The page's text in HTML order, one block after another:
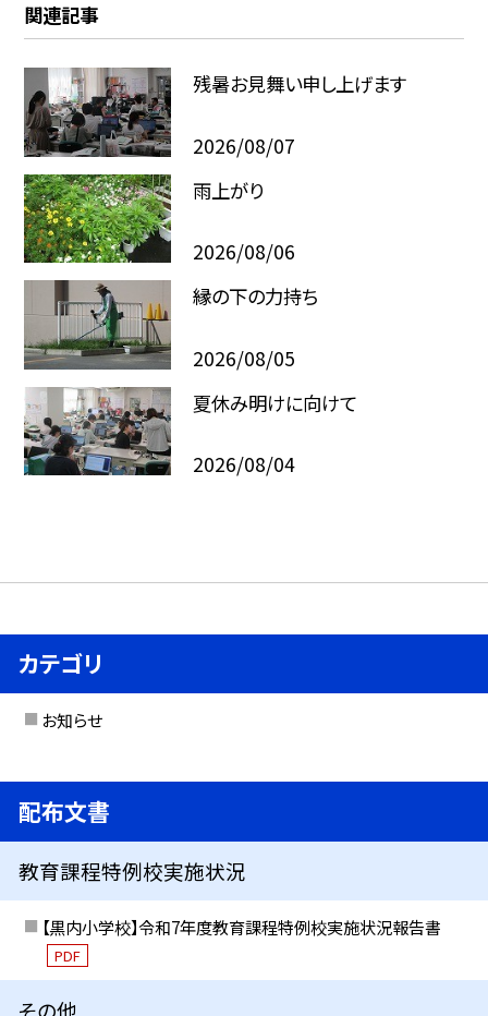
関連記事
残暑お見舞い申し上げます
2026/08/07
雨上がり
2026/08/06
縁の下の力持ち
2026/08/05
夏休み明けに向けて
2026/08/04
カテゴリ
お知らせ
配布文書
教育課程特例校実施状況
【黒内小学校】令和7年度教育課程特例校実施状況報告書
PDF
その他